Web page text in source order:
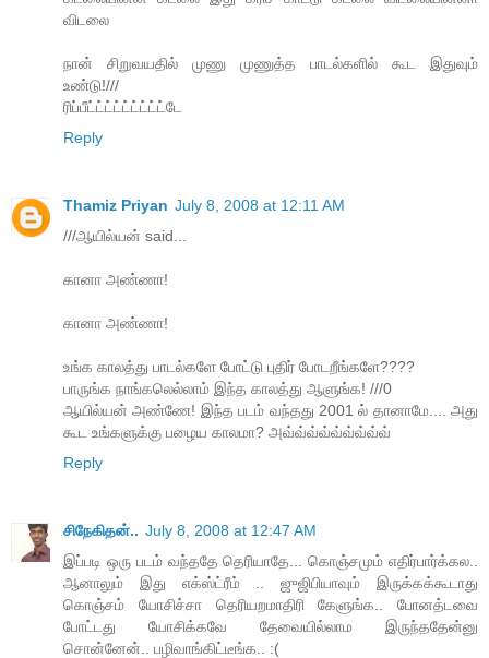
விடலை
நான் சிறுவயதில் முணு முணுத்த பாடல்களில் கூட இதுவும்
உண்டு!///
ரிப்பீட்ட்ட்ட்ட்ட்ட்ட்ட்டே
Reply
Thamiz Priyan July 8, 2008 at 12:11 AM
///ஆயில்யன் said...
கானா அண்ணா!
கானா அண்ணா!
உங்க காலத்து பாடல்களே போட்டு புதிர் போடறீங்களே????
பாருங்க நாங்கலெல்லாம் இந்த காலத்து ஆளுங்க! ///0
ஆயில்யன் அண்ணே! இந்த படம் வந்தது 2001 ல் தானாமே.... அது
கூட உங்களுக்கு பழைய காலமா? அவ்வ்வ்வ்வ்வ்வ்வ்வ்
Reply
சிநேகிதன்.. July 8, 2008 at 12:47 AM
இப்படி ஒரு படம் வந்ததே தெரியாதே... கொஞ்சமும் எதிர்பார்க்கல..
ஆனாலும் இது எக்ஸ்ட்ரீம் .. ஜுஜிபியாவும் இருக்கக்கூடாது
கொஞ்சம் யோசிச்சா தெரியறமாதிரி கேளுங்க.. போனத்டவை
போட்டது யோசிக்கவே தேவையில்லாம இருந்ததேன்னு
சொன்னேன்.. பழிவாங்கிட்டீங்க.. :(